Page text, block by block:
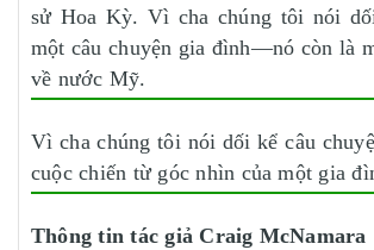
sử Hoa Kỳ. Vì cha chúng tôi nói
một câu chuyện gia đình—nó còn là
về nước Mỹ.
Vì cha chúng tôi nói dối kể câu
cuộc chiến từ góc nhìn của một gia
Thông tin tác giả Craig McNamara